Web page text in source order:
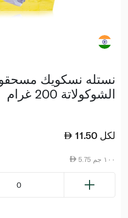
نستله نسكويك
الشوكولاتة 200 غرام
11.50 لكل
5.75 ١٠٠ جم
0